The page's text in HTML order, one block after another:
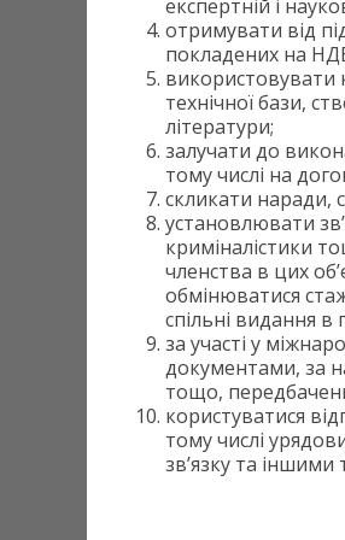
експертній і
отримувати від
покладених на
використовувати
технічної бази,
літератури;
залучати до
тому числі на
скликати наради,
установлювати
криміналістики
членства в цих
обмінюватися
спільні видання в
за участі у
документами, за
тощо,
користуватися
тому числі
зв’язку та іншими